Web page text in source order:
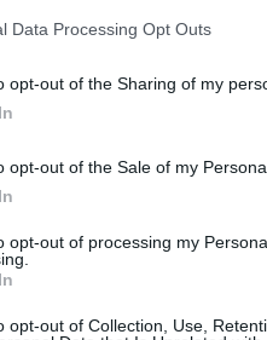
Data Processing Opt Outs
opt-out of the Sharing of my
opt-out of the Sale of my
opt-out of processing my
opt-out of Collection, Use,